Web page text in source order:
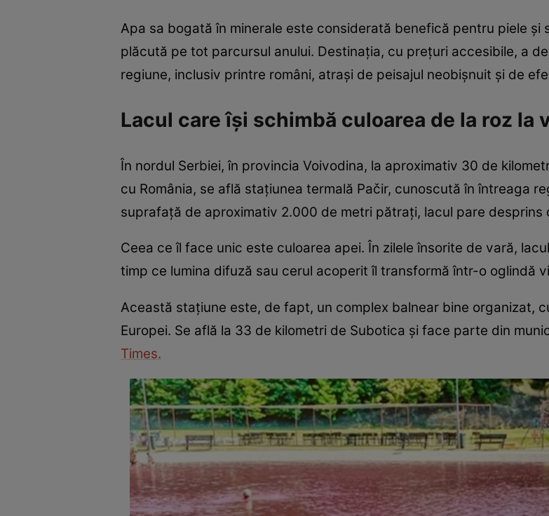
Apa sa bogată în minerale este considerată benefică pentru piele și
plăcută pe tot parcursul anului. Destinația, cu prețuri accesibile, a
regiune, inclusiv printre români, atrași de peisajul neobișnuit și de
Lacul care își schimbă culoarea de la roz la
În nordul Serbiei, în provincia Voivodina, la aproximativ 30 de
cu România, se află stațiunea termală Pačir, cunoscută în întreaga
suprafață de aproximativ 2.000 de metri pătrați, lacul pare desprins
Ceea ce îl face unic este culoarea apei. În zilele însorite de vară,
timp ce lumina difuză sau cerul acoperit îl transformă într-o oglindă
Această stațiune este, de fapt, un complex balnear bine organizat,
Europei. Se află la 33 de kilometri de Subotica și face parte din
Times.